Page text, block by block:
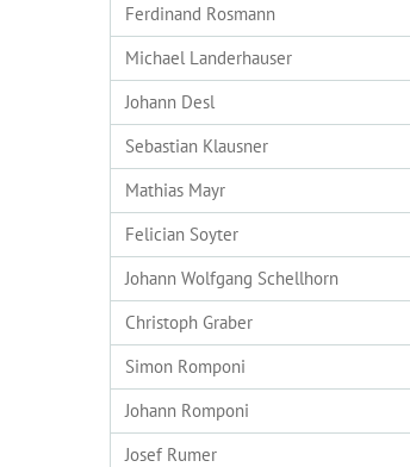
Ferdinand Rosmann
Michael Landerhauser
Johann Desl
Sebastian Klausner
Mathias Mayr
Felician Soyter
Johann Wolfgang Schellhorn
Christoph Graber
Simon Romponi
Johann Romponi
Josef Rumer